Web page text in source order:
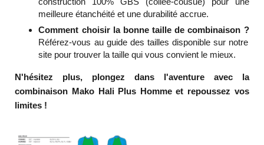
meilleure étanchéité et une durabilité accrue.
Comment choisir la bonne taille de combinaison ?
Référez-vous au guide des tailles disponible sur notre
site pour trouver la taille qui vous convient le mieux.
N'hésitez plus, plongez dans l'aventure avec la
combinaison Mako Hali Plus Homme et repoussez vos
limites !